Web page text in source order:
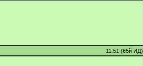
11:51 (65й ИД)